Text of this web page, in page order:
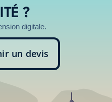
?
digitale.
un devis